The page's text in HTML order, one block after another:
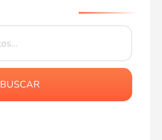
BUSCAR